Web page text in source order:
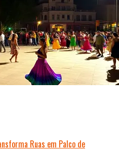
Ruas em Palco de